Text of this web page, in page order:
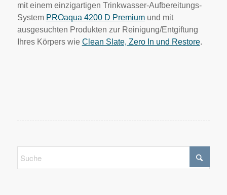
mit einem einzigartigen Trinkwasser-Aufbereitungs-
System PROaqua 4200 D Premiumund mit
ausgesuchten Produkten zur Reinigung/Entgiftung
Ihres Körpers wie Clean Slate, Zero In und Restore.